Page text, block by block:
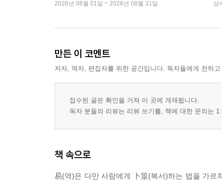
2026년 08월 01일 ~ 2026년 08월 31일 상
만든 이 코멘트
저자, 역자, 편집자를 위한 공간입니다. 독자들에게 전하
접수된 글은 확인을 거쳐 이 곳에 게재됩니다.
독자 분들의 리뷰는 리뷰 쓰기를, 책에 대한 문의는
책 속으로
易(역)은 다만 사람에게 卜筮(복서)하는 법을 가